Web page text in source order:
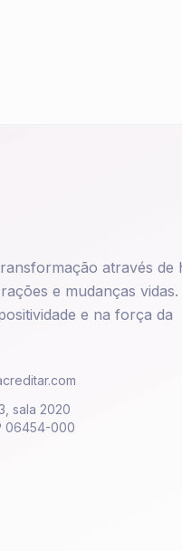
através de
e mudanças vidas.
e na força da
sala 2020
06454-000